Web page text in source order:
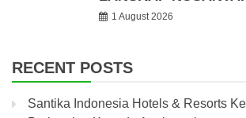
1 August 2026
RECENT POSTS
Santika Indonesia Hotels & Resorts